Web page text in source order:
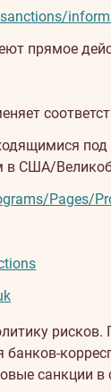
прямое
в США/
Pages/
санкции в